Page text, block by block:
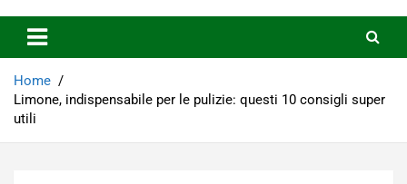
Ecoo.it
Home
Limone, indispensabile per le pulizie: questi 10 consigli super
utili